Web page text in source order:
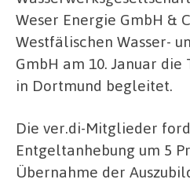
Weser Energie GmbH &
Westfälischen Wasser-
GmbH am 10. Januar
in Dortmund begleitet.
Die ver.di-Mitglieder
Entgeltanhebung um 5
Übernahme der